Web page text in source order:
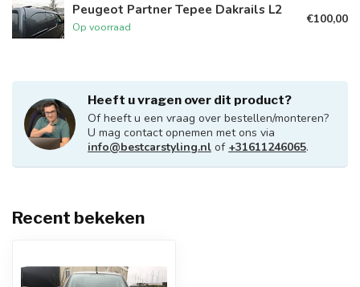
Peugeot Partner Tepee Dakrails L2
Op voorraad
€100,00
Heeft u vragen over dit product?
Of heeft u een vraag over bestellen/monteren?
U mag contact opnemen met ons via
info@bestcarstyling.nl of +31611246065.
Recent bekeken